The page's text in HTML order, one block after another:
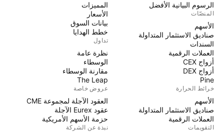
الرسوم البيانية الأفضل
المنصّات
الأسهم
صناديق الاستثمار المتداولة
السندات
العملات الرقمية
أزواج CEX
أزواج DEX
Pine
خرائط الحرارة
الأسهم
صناديق الاستثمار المتداولة
العملات الرقمية
التقويمات
المميزات
الأسعار
بيانات السوق
خطط الهدايا
تداول
نظرة عامة
الوسطاء
مقارنة الوسطاء
The Leap
عروض خاصة
العقود الآجلة لمجموعة CME
عقود Eurex الآجلة
حزمة الأسهم الأمريكية
نبذة عن الشركة